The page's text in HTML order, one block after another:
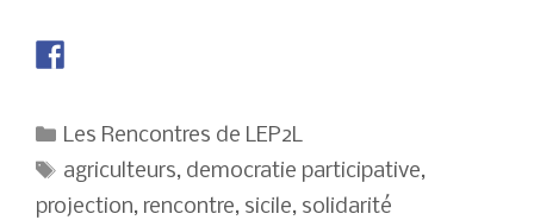
Catégories
Les Rencontres de LEP2L
Étiquettes
agriculteurs, democratie participative,
projection, rencontre, sicile, solidarité